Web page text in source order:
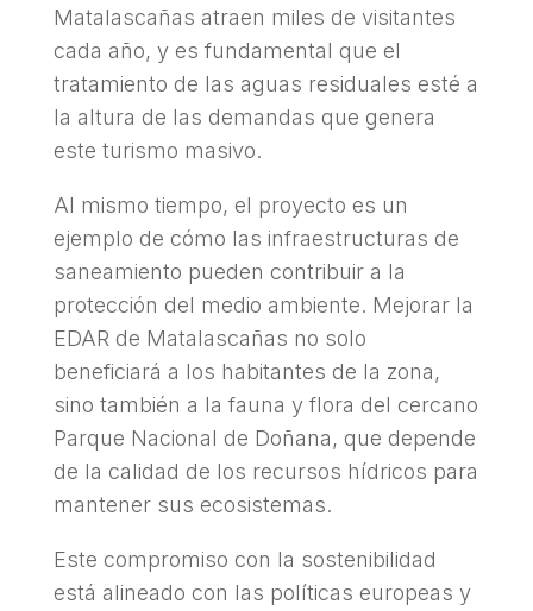
Matalascañas atraen miles de visitantes
cada año, y es fundamental que el
tratamiento de las aguas residuales esté a
la altura de las demandas que genera
este turismo masivo.
Al mismo tiempo, el proyecto es un
ejemplo de cómo las infraestructuras de
saneamiento pueden contribuir a la
protección del medio ambiente. Mejorar la
EDAR de Matalascañas no solo
beneficiará a los habitantes de la zona,
sino también a la fauna y flora del cercano
Parque Nacional de Doñana, que depende
de la calidad de los recursos hídricos para
mantener sus ecosistemas.
Este compromiso con la sostenibilidad
está alineado con las políticas europeas y